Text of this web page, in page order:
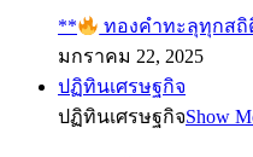
** ทองคำทะลุทุกสถิ
มกราคม 22, 2025
ปฏิทินเศรษฐกิจ
ปฏิทินเศรษฐกิจShow